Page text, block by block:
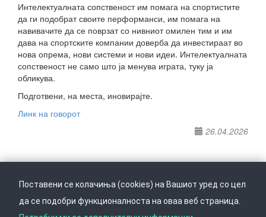
Интелектуалната сопственост им помага на спортистите
да ги подобрат своите перформанси, им помага на
навивачите да се поврзат со нивниот омилен тим и им
дава на спортските компании доверба да инвестираат во
нова опрема, нови системи и нови идеи. Интелектуалната
сопственост не само што ја менува играта, туку ја
обликува.
Подготвени, на места, иновирајте.
Линк на говорот
26.04.2026
Врати се горе Следете не на
Поставени се колачиња (cookies) на Вашиот уред со цел
да се подобри функционалноста на оваа веб страница.